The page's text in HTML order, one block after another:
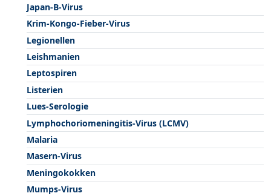
Japan-B-Virus
Krim-Kongo-Fieber-Virus
Legionellen
Leishmanien
Leptospiren
Listerien
Lues-Serologie
Lymphochoriomeningitis-Virus (LCMV)
Malaria
Masern-Virus
Meningokokken
Mumps-Virus